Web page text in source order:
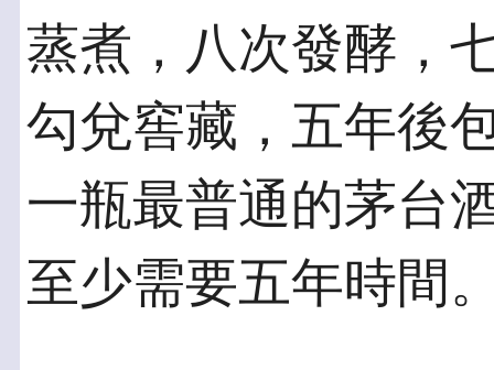
蒸煮，八次發酵，
勾兌窖藏，五年後
一瓶最普通的茅台
至少需要五年時間